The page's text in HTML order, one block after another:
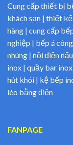
Cung cấp thiết bị
khách sạn | thiết
hàng | cung cấp
nghiệp | bếp á
nhúng | nồi điện
inox | quầy bar
hút khói | kệ bếp
lèo bằng điện
FANPAGE